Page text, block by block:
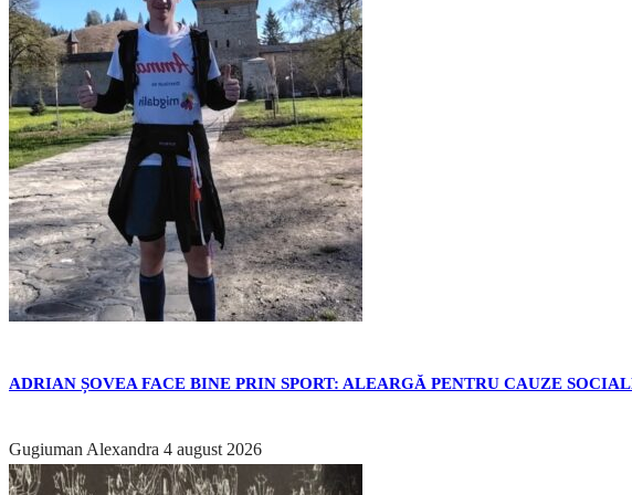
ADRIAN ȘOVEA FACE BINE PRIN SPORT: ALEARGĂ PENTRU CAUZE
Gugiuman Alexandra 4 august 2026